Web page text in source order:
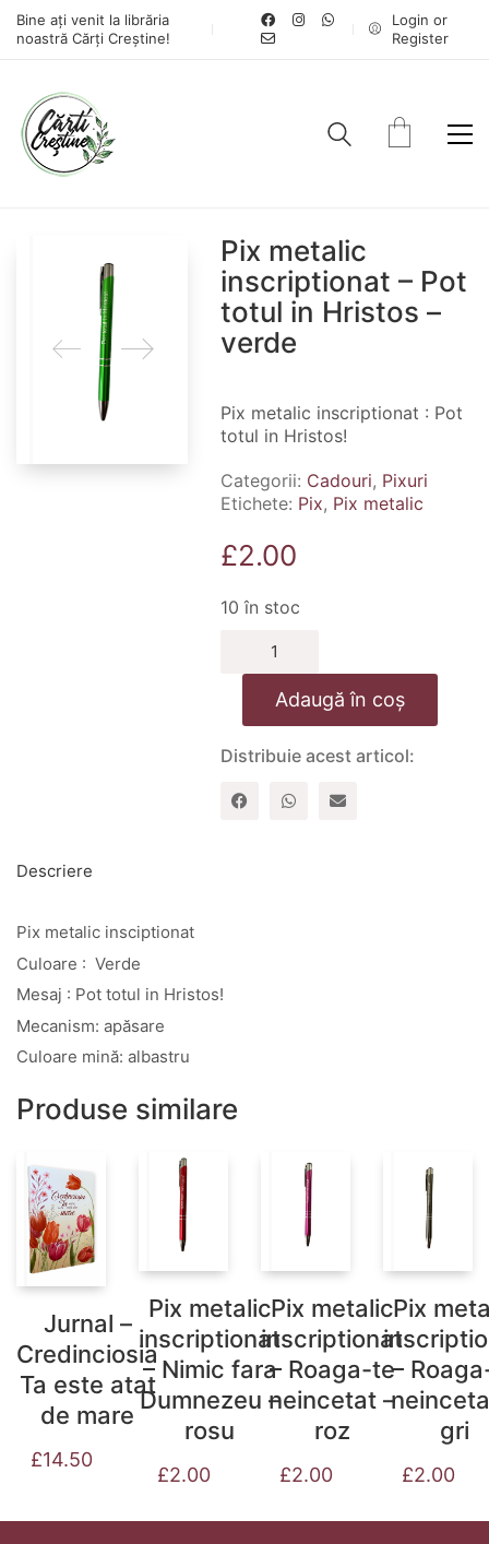
Bine ați venit la librăria
noastră Cărți Creștine!
Login or
Register
Pix metalic
inscriptionat – Pot
totul in Hristos –
verde
Pix metalic inscriptionat : Pot
totul in Hristos!
Categorii: Cadouri, Pixuri
Etichete: Pix, Pix metalic
£2.00
10 în stoc
metalic
inscriptionat
totul
Hristos
Adaugă în coș
Distribuie acest articol:
Descriere
Pix metalic insciptionat
Culoare : Verde
Mesaj : Pot totul in Hristos!
Mecanism: apăsare
Culoare mină: albastru
Produse similare
Jurnal –
Credinciosia
Ta este atat
de mare
£14.50
Pix metalic
inscriptionat
– Nimic fara
Dumnezeu –
rosu
£2.00
Pix metalic
inscriptionat
– Roaga-te
neincetat –
roz
£2.00
Pix
–
gri
£2.00